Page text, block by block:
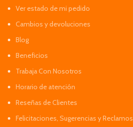
Ver estado de mi pedido
Cambios y devoluciones
Blog
Beneficios
Trabaja Con Nosotros
Horario de atención
Reseñas de Clientes
Felicitaciones, Sugerencias y Reclamos